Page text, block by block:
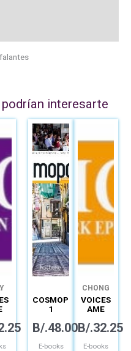
interesarte
GARY
COSMOPOLITE
1
B/.48.00
E-books
CHONG
VOICES
AME
EPIN 2A
DIGITAL
B/.32.25
E-books